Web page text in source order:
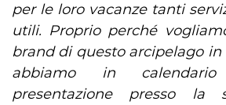
per le loro vacanze tanti
utili. Proprio perché
brand di questo arcipelago in
abbiamo in
presentazione presso la